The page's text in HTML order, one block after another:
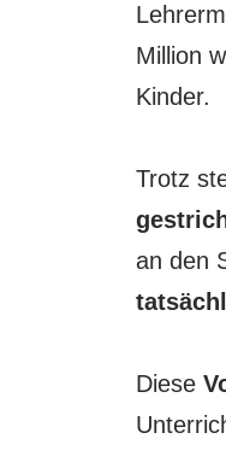
Million
Kinder.
Trotz
an den
Diese